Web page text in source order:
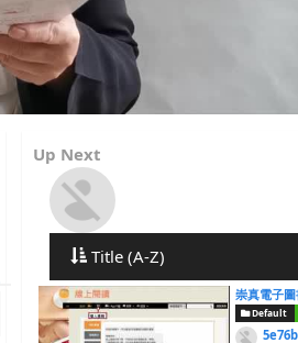
Up Next
Title (A-Z)
崇真電子
Default